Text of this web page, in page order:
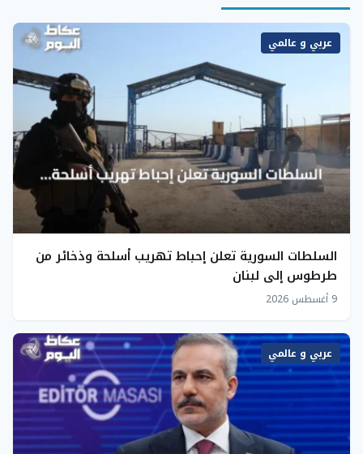
عربي و عالمي
السلطات السورية تعلن إحباط تهريب أسلحة وذخائر من
طرطوس إلى لبنان
9 أغسطس 2026
عربي و عالمي